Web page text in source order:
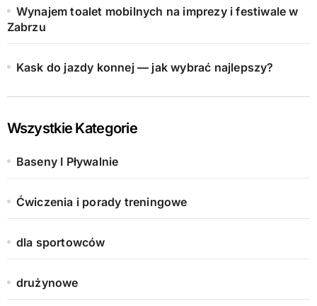
Wynajem toalet mobilnych na imprezy i festiwale w
Zabrzu
Kask do jazdy konnej — jak wybrać najlepszy?
Wszystkie Kategorie
Baseny I Pływalnie
Ćwiczenia i porady treningowe
dla sportowców
drużynowe